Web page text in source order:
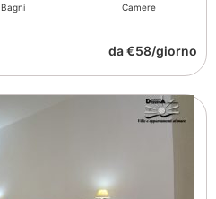
Bagni Camere
da €58/giorno